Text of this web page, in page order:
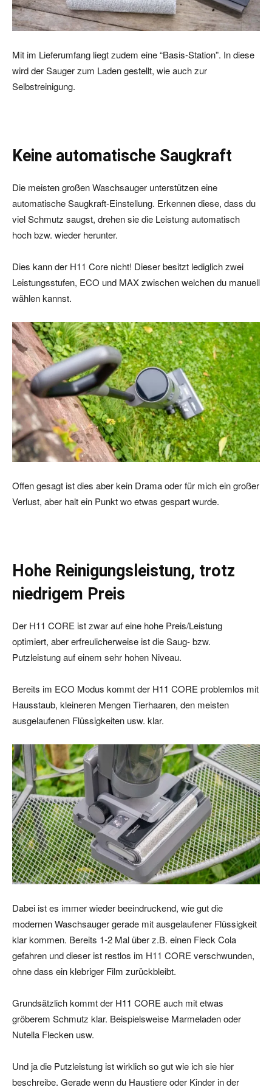
Mit im Lieferumfang liegt zudem eine “Basis-Station”. In diese
wird der Sauger zum Laden gestellt, wie auch zur
Selbstreinigung.
Keine automatische Saugkraft
Die meisten großen Waschsauger unterstützen eine
automatische Saugkraft-Einstellung. Erkennen diese, dass du
viel Schmutz saugst, drehen sie die Leistung automatisch
hoch bzw. wieder herunter.
Dies kann der H11 Core nicht! Dieser besitzt lediglich zwei
Leistungsstufen, ECO und MAX zwischen welchen du manuell
wählen kannst.
Offen gesagt ist dies aber kein Drama oder für mich ein großer
Verlust, aber halt ein Punkt wo etwas gespart wurde.
Hohe Reinigungsleistung, trotz
niedrigem Preis
Der H11 CORE ist zwar auf eine hohe Preis/Leistung
optimiert, aber erfreulicherweise ist die Saug- bzw.
Putzleistung auf einem sehr hohen Niveau.
Bereits im ECO Modus kommt der H11 CORE problemlos mit
Hausstaub, kleineren Mengen Tierhaaren, den meisten
ausgelaufenen Flüssigkeiten usw. klar.
Dabei ist es immer wieder beeindruckend, wie gut die
modernen Waschsauger gerade mit ausgelaufener Flüssigkeit
klar kommen. Bereits 1-2 Mal über z.B. einen Fleck Cola
gefahren und dieser ist restlos im H11 CORE verschwunden,
ohne dass ein klebriger Film zurückbleibt.
Grundsätzlich kommt der H11 CORE auch mit etwas
gröberem Schmutz klar. Beispielsweise Marmeladen oder
Nutella Flecken usw.
Und ja die Putzleistung ist wirklich so gut wie ich sie hier
beschreibe. Gerade wenn du Haustiere oder Kinder in der